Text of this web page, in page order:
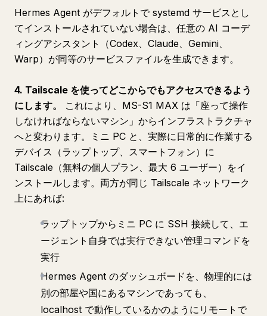
Hermes Agent がデフォルトで systemd サービスとし
てインストールされていない場合は、任意の AI コーデ
ィングアシスタント（Codex、Claude、Gemini、
Warp）が同等のサービスファイルを生成できます。
4. Tailscale を使ってどこからでもアクセスできるよう
にします。
これにより、MS-S1 MAX は「座って操作
しなければならないマシン」からインフラストラクチャ
へと変わります。ミニ PC と、実際に日常的に作業する
デバイス（ラップトップ、スマートフォン）に
Tailscale（無料の個人プラン、最大 6 ユーザー）をイ
ンストールします。両方が同じ Tailscale ネットワーク
上にあれば:
ラップトップからミニ PC に SSH 接続して、エ
ージェント自身では実行できない管理コマンドを
実行
Hermes Agent のダッシュボードを、物理的には
別の部屋や国にあるマシンであっても、
localhost で動作しているかのようにリモートで